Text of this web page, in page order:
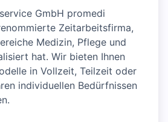
GmbH promedi
Zeitarbeitsfirma,
Medizin, Pflege und
hat. Wir bieten Ihnen
in Vollzeit, Teilzeit oder
individuellen Bedürfnissen